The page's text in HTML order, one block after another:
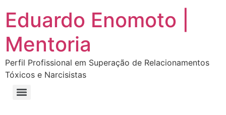
Eduardo Enomoto |
Mentoria
Perfil Profissional em Superação de Relacionamentos
Tóxicos e Narcisistas